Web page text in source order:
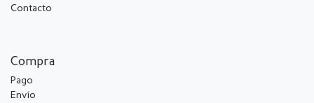
Contacto
Compra
Pago
Envío